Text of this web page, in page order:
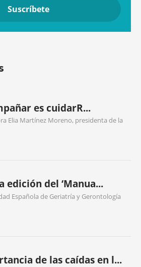
es cuidarR...
Elia Martínez Moreno, presidenta de la
edición del ‘Manua...
Española de Geriatría y Gerontología
de las caídas en l...